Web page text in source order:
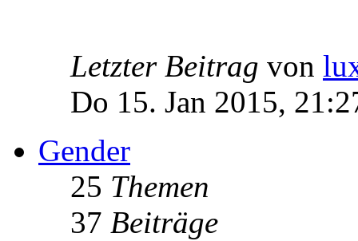
Letzter Beitrag von
Do 15. Jan 2015,
Gender
25 Themen
37 Beiträge